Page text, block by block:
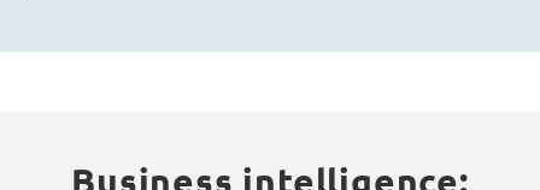
Business intelligence: